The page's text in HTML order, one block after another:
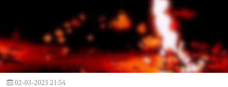
02-03-2023 21:54